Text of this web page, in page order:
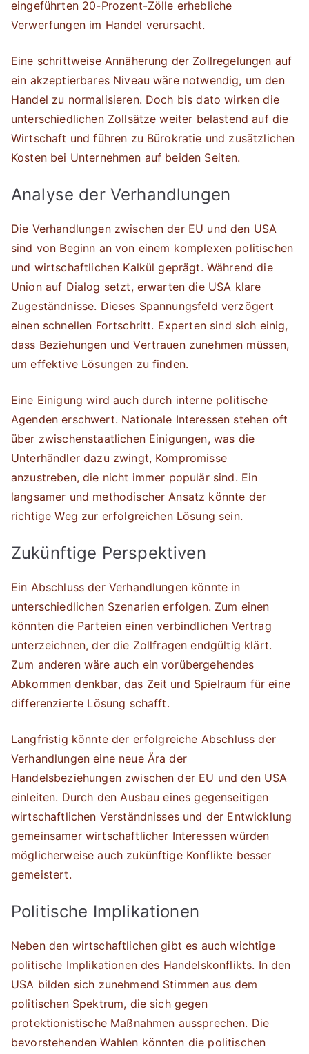
eingeführten 20-Prozent-Zölle erhebliche
Verwerfungen im Handel verursacht.
Eine schrittweise Annäherung der Zollregelungen auf
ein akzeptierbares Niveau wäre notwendig, um den
Handel zu normalisieren. Doch bis dato wirken die
unterschiedlichen Zollsätze weiter belastend auf die
Wirtschaft und führen zu Bürokratie und zusätzlichen
Kosten bei Unternehmen auf beiden Seiten.
Analyse der Verhandlungen
Die Verhandlungen zwischen der EU und den USA
sind von Beginn an von einem komplexen politischen
und wirtschaftlichen Kalkül geprägt. Während die
Union auf Dialog setzt, erwarten die USA klare
Zugeständnisse. Dieses Spannungsfeld verzögert
einen schnellen Fortschritt. Experten sind sich einig,
dass Beziehungen und Vertrauen zunehmen müssen,
um effektive Lösungen zu finden.
Eine Einigung wird auch durch interne politische
Agenden erschwert. Nationale Interessen stehen oft
über zwischenstaatlichen Einigungen, was die
Unterhändler dazu zwingt, Kompromisse
anzustreben, die nicht immer populär sind. Ein
langsamer und methodischer Ansatz könnte der
richtige Weg zur erfolgreichen Lösung sein.
Zukünftige Perspektiven
Ein Abschluss der Verhandlungen könnte in
unterschiedlichen Szenarien erfolgen. Zum einen
könnten die Parteien einen verbindlichen Vertrag
unterzeichnen, der die Zollfragen endgültig klärt.
Zum anderen wäre auch ein vorübergehendes
Abkommen denkbar, das Zeit und Spielraum für eine
differenzierte Lösung schafft.
Langfristig könnte der erfolgreiche Abschluss der
Verhandlungen eine neue Ära der
Handelsbeziehungen zwischen der EU und den USA
einleiten. Durch den Ausbau eines gegenseitigen
wirtschaftlichen Verständnisses und der Entwicklung
gemeinsamer wirtschaftlicher Interessen würden
möglicherweise auch zukünftige Konflikte besser
gemeistert.
Politische Implikationen
Neben den wirtschaftlichen gibt es auch wichtige
politische Implikationen des Handelskonflikts. In den
USA bilden sich zunehmend Stimmen aus dem
politischen Spektrum, die sich gegen
protektionistische Maßnahmen aussprechen. Die
bevorstehenden Wahlen könnten die politischen